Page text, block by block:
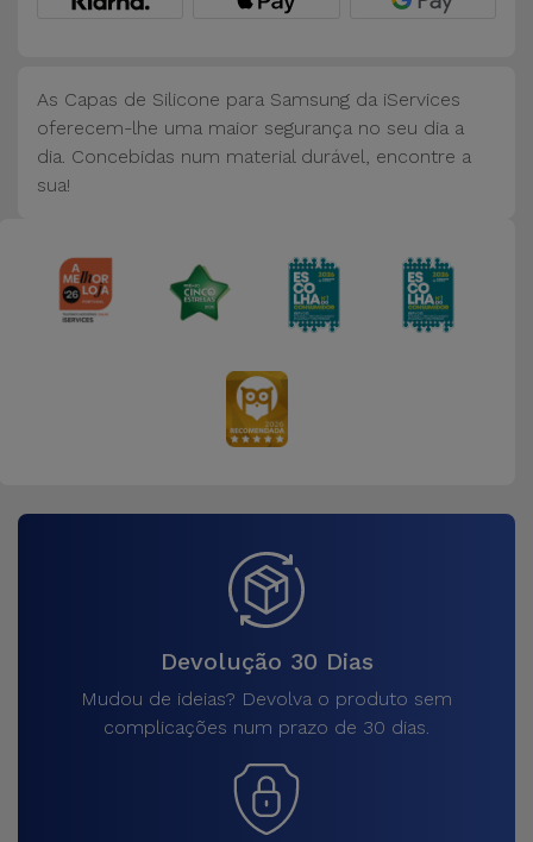
de
Computador
Acessórios
Kids
As Capas de Silicone para Samsung da iServices
oferecem-lhe uma maior segurança no seu dia a
dia. Concebidas num material durável, encontre a
sua!
Devolução 30 Dias
Mudou de ideias? Devolva o produto sem
complicações num prazo de 30 dias.